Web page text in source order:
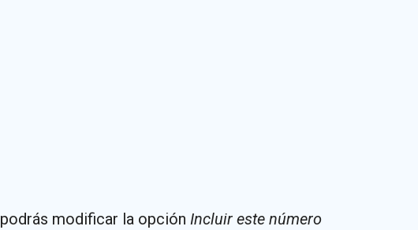
podrás modificar la opción Incluir este número